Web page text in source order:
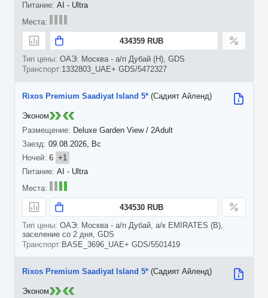
AI - Ultra
434359 RUB
ОАЭ: Москва - а/п Дубай (H), GDS
1332803_UAE+ GDS/5472327
09.08.2026, Вс
6 +1
Rixos Premium Saadiyat Island 5* (Садият Айленд)
Deluxe Garden View / 2Adult
AI - Ultra
434530 RUB
ОАЭ: Москва - а/п Дубай, а/к EMIRATES (B),
заселение со 2 дня, GDS
BASE_3696_UAE+ GDS/5501419
Эконом
Rixos Premium Saadiyat Island 5* (Садият Айленд)
Эконом